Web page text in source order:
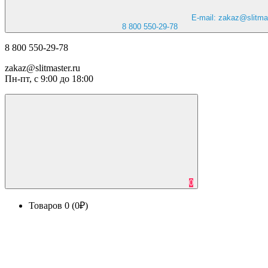
E-mail:
8 800 550-29-78
8 800 550-29-78
zakaz@slitmaster.ru
Пн-пт, с 9:00 до 18:00
0
Товаров 0 (0₽)